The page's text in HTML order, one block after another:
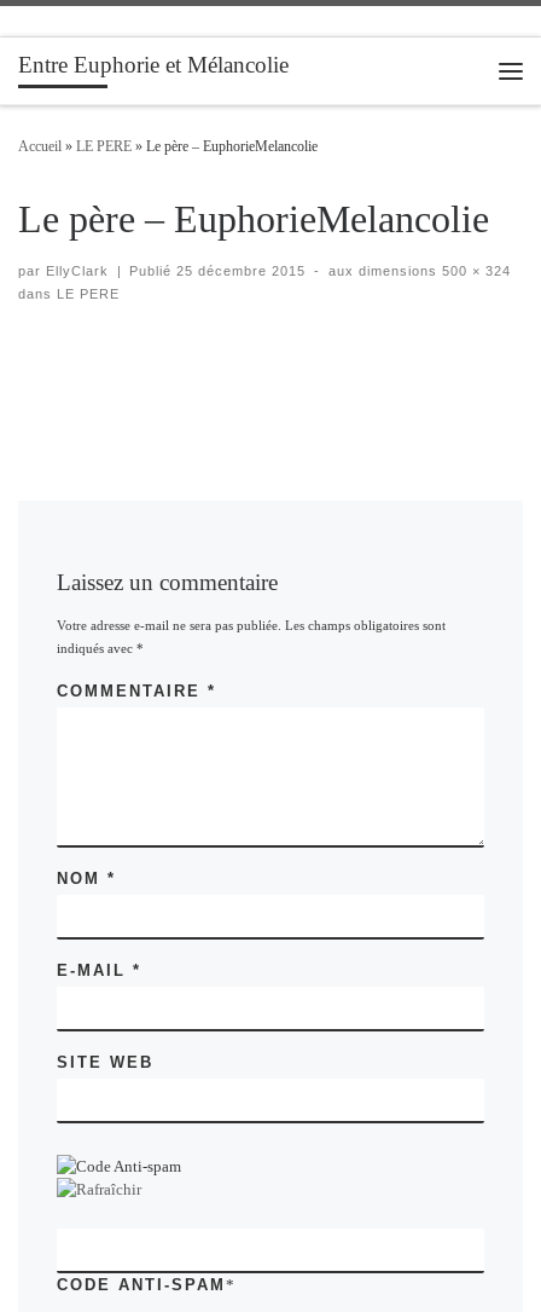
Passer au contenu
Entre Euphorie et Mélancolie
Accueil » LE PERE » Le père – EuphorieMelancolie
Le père – EuphorieMelancolie
par EllyClark Publié25 décembre 2015 - aux dimensions 500 × 324
dans
LE PERE
Laissez un commentaire
Votre adresse e-mail ne sera pas publiée. Les champs obligatoires sont
indiqués avec*
COMMENTAIRE*
NOM*
E-MAIL*
SITE WEB
CODE ANTI-SPAM*